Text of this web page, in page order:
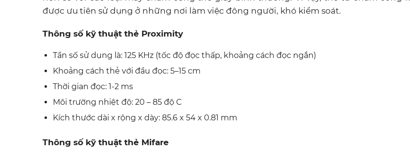
được ưu tiên sử dụng ở những nơi làm việc đông người, khó kiểm soát.
Thông số kỹ thuật thẻ Proximity
Tần số sử dụng là: 125 KHz (tốc độ đọc thấp, khoảng cách đọc ngắn)
Khoảng cách thẻ với đầu đọc: 5–15 cm
Thời gian đọc: 1-2 ms
Môi trường nhiệt độ: 20 – 85 độ C
Kích thước dài x rộng x dày: 85.6 x 54 x 0.81 mm
Thông số kỹ thuật thẻ Mifare